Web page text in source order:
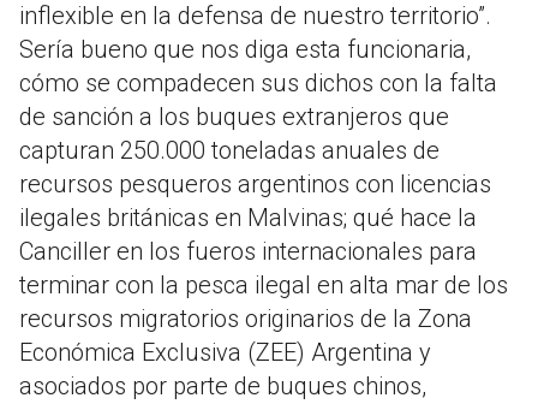
inflexible en la defensa de nuestro territorio”.
Sería bueno que nos diga esta funcionaria,
cómo se compadecen sus dichos con la falta
de sanción a los buques extranjeros que
capturan 250.000 toneladas anuales de
recursos pesqueros argentinos con licencias
ilegales británicas en Malvinas; qué hace la
Canciller en los fueros internacionales para
terminar con la pesca ilegal en alta mar de los
recursos migratorios originarios de la Zona
Económica Exclusiva (ZEE) Argentina y
asociados por parte de buques chinos,